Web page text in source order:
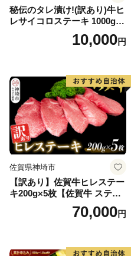
秘伝のタレ漬け!(訳あり)牛ヒ
レサイコロステーキ 1000g
10,000円
佐賀県神埼市
【訳あり】佐賀牛ヒレステー
キ200g×5枚【佐賀牛 ステー
キ ブランド肉 ヒレ肉 フィレ
肉 ジューシー ヘルシー】(H0
70,000円